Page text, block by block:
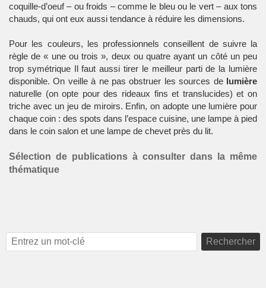
coquille-d’oeuf – ou froids – comme le bleu ou le vert – aux tons
chauds, qui ont eux aussi tendance à réduire les dimensions.
Pour les couleurs, les professionnels conseillent de suivre la
règle de « une ou trois », deux ou quatre ayant un côté un peu
trop symétrique Il faut aussi tirer le meilleur parti de la lumière
disponible. On veille à ne pas obstruer les sources de lumière
naturelle (on opte pour des rideaux fins et translucides) et on
triche avec un jeu de miroirs. Enfin, on adopte une lumière pour
chaque coin : des spots dans l’espace cuisine, une lampe à pied
dans le coin salon et une lampe de chevet près du lit.
Sélection de publications à consulter dans la même
thématique
Rechercher